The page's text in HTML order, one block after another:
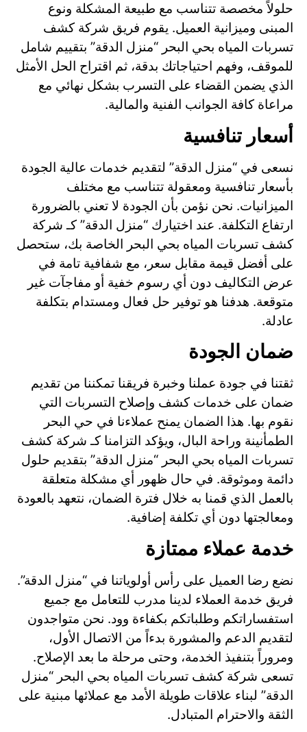
حلولاً مخصصة تتناسب مع طبيعة المشكلة ونوع
المبنى وميزانية العميل. يقوم فريق شركة كشف
تسربات المياه بحي البحر “منزل الدقة” بتقييم شامل
للموقف، وفهم احتياجاتك بدقة، ثم اقتراح الحل الأمثل
الذي يضمن القضاء على التسرب بشكل نهائي مع
مراعاة كافة الجوانب الفنية والمالية.
أسعار تنافسية
نسعى في “منزل الدقة” لتقديم خدمات عالية الجودة
بأسعار تنافسية ومعقولة تتناسب مع مختلف
الميزانيات. نحن نؤمن بأن الجودة لا تعني بالضرورة
ارتفاع التكلفة. عند اختيارك “منزل الدقة” كـ شركة
كشف تسربات المياه بحي البحر الخاصة بك، ستحصل
على أفضل قيمة مقابل سعر، مع شفافية تامة في
عرض التكاليف دون أي رسوم خفية أو مفاجآت غير
متوقعة. هدفنا هو توفير حل فعال ومستدام بتكلفة
عادلة.
ضمان الجودة
ثقتنا في جودة عملنا وخبرة فريقنا تمكننا من تقديم
ضمان على خدمات كشف وإصلاح التسربات التي
نقوم بها. هذا الضمان يمنح عملاءنا في حي البحر
الطمأنينة وراحة البال، ويؤكد التزامنا كـ شركة كشف
تسربات المياه بحي البحر “منزل الدقة” بتقديم حلول
دائمة وموثوقة. في حال ظهور أي مشكلة متعلقة
بالعمل الذي قمنا به خلال فترة الضمان، نتعهد بالعودة
ومعالجتها دون أي تكلفة إضافية.
خدمة عملاء ممتازة
نضع رضا العميل على رأس أولوياتنا في “منزل الدقة”.
فريق خدمة العملاء لدينا مدرب للتعامل مع جميع
استفساراتكم وطلباتكم بكفاءة وود. نحن متواجدون
لتقديم الدعم والمشورة بدءاً من الاتصال الأول،
ومروراً بتنفيذ الخدمة، وحتى مرحلة ما بعد الإصلاح.
تسعى شركة كشف تسربات المياه بحي البحر “منزل
الدقة” لبناء علاقات طويلة الأمد مع عملائها مبنية على
الثقة والاحترام المتبادل.